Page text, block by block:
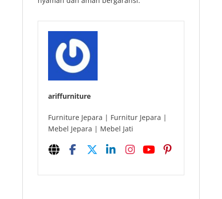
ariffurniture
Furniture Jepara | Furnitur Jepara |
Mebel Jepara | Mebel Jati